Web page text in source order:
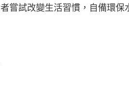
嘗試改變生活習慣，自備環保